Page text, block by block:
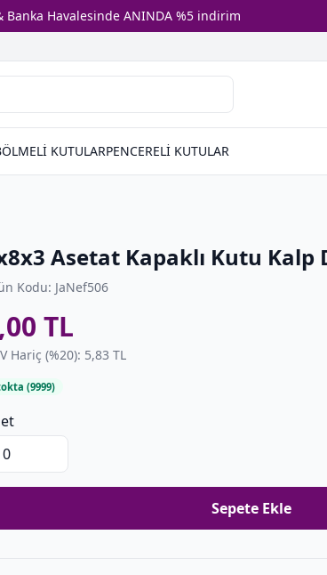
Banka Havalesinde ANINDA %5 indirim
KUTULARPENCERELİ KUTULAR
Asetat Kapaklı Kutu Kalp
Kodu: JaNef506
TL
Hariç (%20): 5,83 TL
(9999)
Sepete Ekle